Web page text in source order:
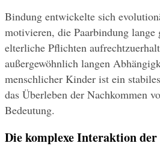
Bindung entwickelte sich
motivieren, die Paarbindung lange
elterliche Pflichten
außergewöhnlich langen
menschlicher Kinder ist ein
das Überleben der Nachkommen
Bedeutung.
Die komplexe Interaktion der